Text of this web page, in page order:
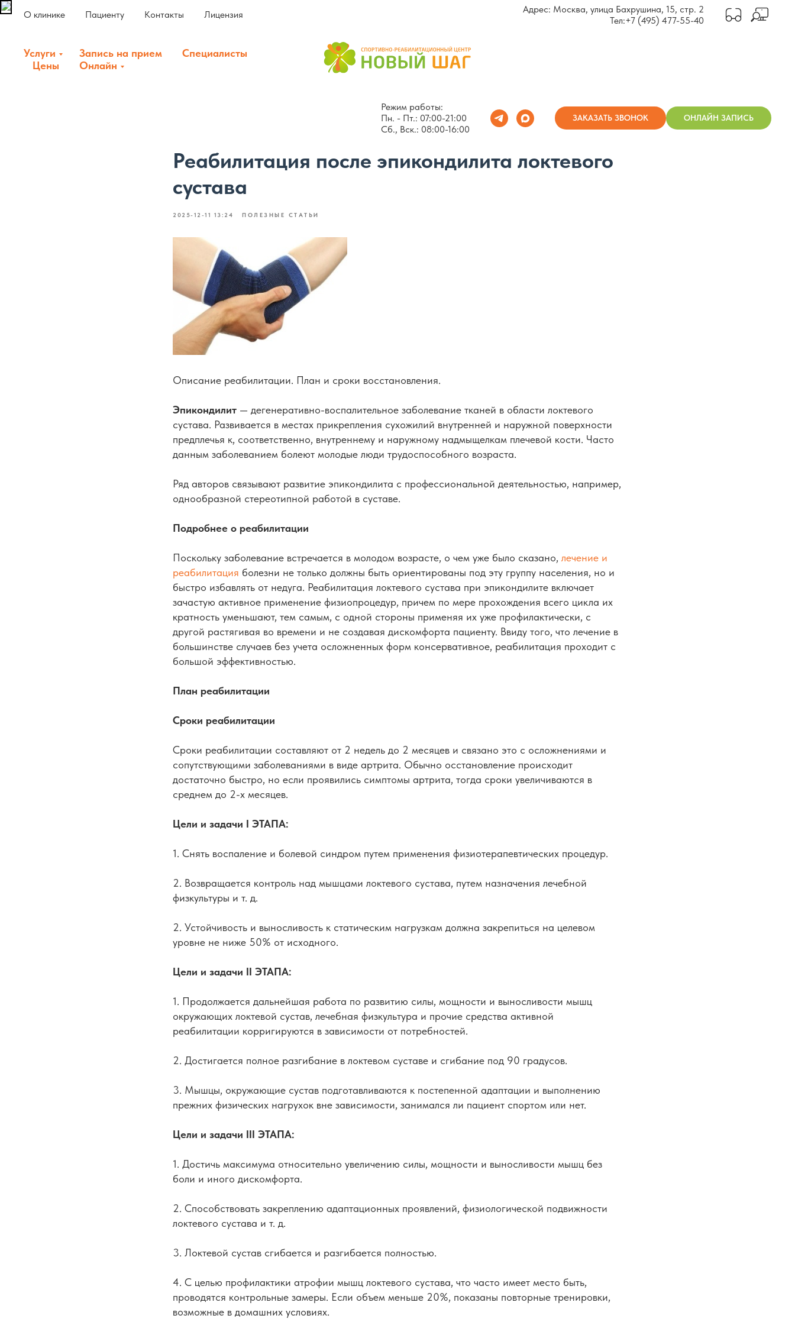
О клинике Пациенту Контакты Лицензия
Адрес: Москва, улица Бахрушина, 15, стр. 2
Тел:+7 (495) 477-55-40
Услуги Запись на прием
Специалисты
Цены
Онлайн
Режим работы:
Пн. - Пт.: 07:00-21:00
Сб., Вск.: 08:00-16:00
ЗАКАЗАТЬ ЗВОНОК ОНЛАЙН ЗАПИСЬ
Реабилитация после эпикондилита локтевого
сустава
2025-12-11 13:24 ПОЛЕЗНЫЕ СТАТЬИ
Описание реабилитации. План и сроки восстановления.
Эпикондилит — дегенеративно-воспалительное заболевание тканей в области локтевого
сустава. Развивается в местах прикрепления сухожилий внутренней и наружной поверхности
предплечья к, соответственно, внутреннему и наружному надмыщелкам плечевой кости. Часто
данным заболеванием болеют молодые люди трудоспособного возраста.
Ряд авторов связывают развитие эпикондилита с профессиональной деятельностью, например,
однообразной стереотипной работой в суставе.
Подробнее о реабилитации
Поскольку заболевание встречается в молодом возрасте, о чем уже было сказано, лечение и
реабилитация болезни не только должны быть ориентированы под эту группу населения, но и
быстро избавлять от недуга. Реабилитация локтевого сустава при эпикондилите включает
зачастую активное применение физиопроцедур, причем по мере прохождения всего цикла их
кратность уменьшают, тем самым, с одной стороны применяя их уже профилактически, с
другой растягивая во времени и не создавая дискомфорта пациенту. Ввиду того, что лечение в
большинстве случаев без учета осложненных форм консервативное, реабилитация проходит с
большой эффективностью.
План реабилитации
Сроки реабилитации
Сроки реабилитации составляют от 2 недель до 2 месяцев и связано это с осложнениями и
сопутствующими заболеваниями в виде артрита. Обычно осстановление происходит
достаточно быстро, но если проявились симптомы артрита, тогда сроки увеличиваются в
среднем до 2-х месяцев.
Цели и задачи I ЭТАПА:
1. Снять воспаление и болевой синдром путем применения физиотерапевтических процедур.
2. Возвращается контроль над мышцами локтевого сустава, путем назначения лечебной
физкультуры и т. д.
2. Устойчивость и выносливость к статическим нагрузкам должна закрепиться на целевом
уровне не ниже 50% от исходного.
Цели и задачи II ЭТАПА:
1. Продолжается дальнейшая работа по развитию силы, мощности и выносливости мышц
окружающих локтевой сустав, лечебная физкультура и прочие средства активной
реабилитации корригируются в зависимости от потребностей.
2. Достигается полное разгибание в локтевом суставе и сгибание под 90 градусов.
3. Мышцы, окружающие сустав подготавливаются к постепенной адаптации и выполнению
прежних физических нагрухок вне зависимости, занимался ли пациент спортом или нет.
Цели и задачи III ЭТАПА:
1. Достичь максимума относительно увеличению силы, мощности и выносливости мышц без
боли и иного дискомфорта.
2. Способствовать закреплению адаптационных проявлений, физиологической подвижности
локтевого сустава и т. д.
3. Локтевой сустав сгибается и разгибается полностью.
4. С целью профилактики атрофии мышц локтевого сустава, что часто имеет место быть,
проводятся контрольные замеры. Если объем меньше 20%, показаны повторные тренировки,
возможные в домашних условиях.